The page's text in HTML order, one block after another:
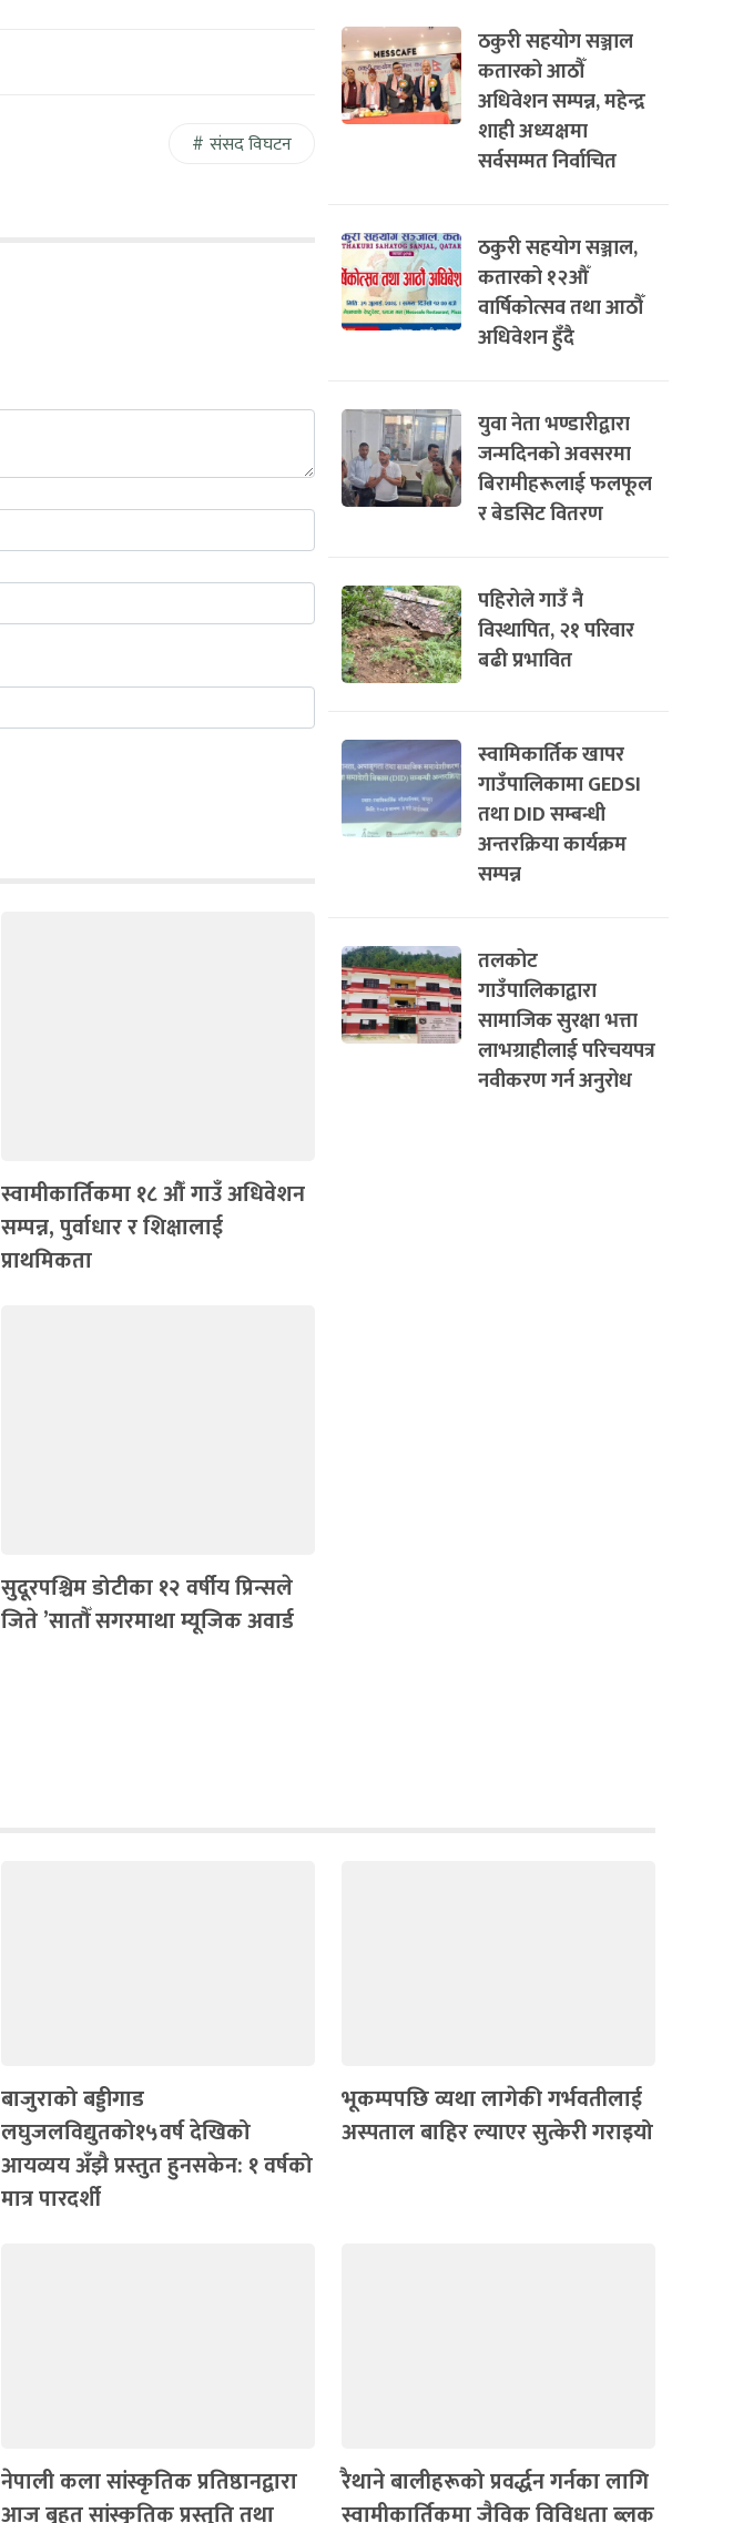
संसद विघटन
स्वामीकार्तिकमा १८ औँ गाउँ अधिवेशन
सम्पन्न, पुर्वाधार र शिक्षालाई
प्राथमिकता
सुदूरपश्चिम डोटीका १२ वर्षीय प्रिन्सले
जिते ’सातौँ सगरमाथा म्यूजिक अवार्ड
ठकुरी सहयोग सञ्जाल
कतारको आठौँ
अधिवेशन सम्पन्न, महेन्द्र
शाही अध्यक्षमा
सर्वसम्मत निर्वाचित
ठकुरी सहयोग सञ्जाल,
कतारको १२औँ
वार्षिकोत्सव तथा आठौँ
अधिवेशन हुँदै
युवा नेता भण्डारीद्वारा
जन्मदिनको अवसरमा
बिरामीहरूलाई फलफूल
र बेडसिट वितरण
पहिरोले गाउँ नै
विस्थापित, २१ परिवार
बढी प्रभावित
स्वामिकार्तिक खापर
गाउँपालिकामा GEDSI
तथा DID सम्बन्धी
अन्तरक्रिया कार्यक्रम
सम्पन्न
तलकोट
गाउँपालिकाद्वारा
सामाजिक सुरक्षा भत्ता
लाभग्राहीलाई परिचयपत्र
नवीकरण गर्न अनुरोध
बाजुराको बड्डीगाड
लघुजलविद्युतको१५वर्ष देखिको
आयव्यय अँझै प्रस्तुत हुनसकेन: १ वर्षको
मात्र पारदर्शी
भूकम्पपछि व्यथा लागेकी गर्भवतीलाई
अस्पताल बाहिर ल्‍याएर सुत्केरी गराइयो
नेपाली कला सांस्कृतिक प्रतिष्ठानद्वारा
आज बृहत् सांस्कृतिक प्रस्तुति तथा
रैथाने बालीहरूको प्रवर्द्धन गर्नका लागि
स्वामीकार्तिकमा जैविक विविधता ब्लक